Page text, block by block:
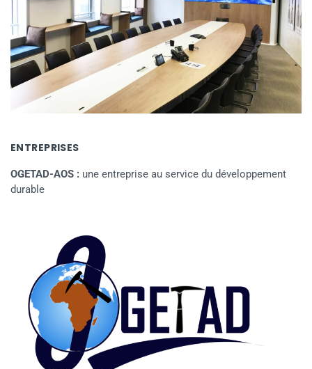
ENTREPRISES
OGETAD-AOS : une entreprise au service du développement
durable